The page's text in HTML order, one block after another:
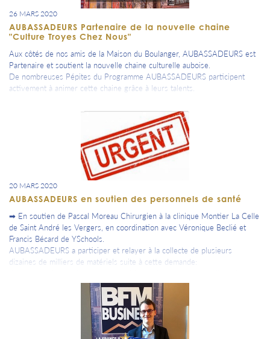
26 MARS 2020
AUBASSADEURS Partenaire de la nouvelle chaine
"Culture Troyes Chez Nous"
Aux côtés de nos amis de la Maison du Boulanger, AUBASSADEURS est
Partenaire et soutient la nouvelle chaine culturelle auboise.
De nombreuses Pépites du Programme AUBASSADEURS participent
activement à animer cette chaine grâce à leurs talents.
20 MARS 2020
AUBASSADEURS en soutien des personnels de santé
➡ En soutien de Pascal Moreau Chirurgien à la clinique Montier La Celle
de Saint André les Vergers, en coordination avec Véronique Beclié et
Francis Bécard de YSchools.
AUBASSADEURS a participer et relayer à la collecte de plusieurs
dizaines de milliers de matériels suite à cette demande:
pouvoir répondre aux besoins de nos soignants...
Nous recherchons pour le personnel soignant, les personnels de l’état
(mairie,police et pompiers) ainsi que tous les corps de métiers qui
assurent la permanence des approvisionnements notamment alimentaires
comme nous en avons parlé à midi avec François Baroin et de service